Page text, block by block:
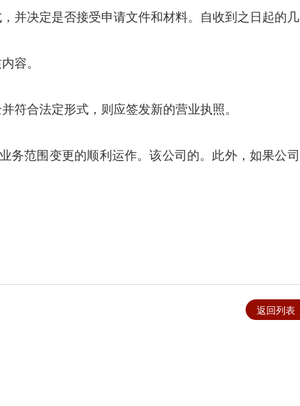
并决定是否接受申请文件和材料。自收到之日起的
容。
符合法定形式，则应签发新的营业执照。
范围变更的顺利运作。该公司的。此外，如果公
返回列表